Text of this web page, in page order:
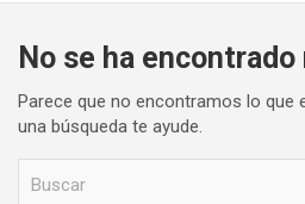
No se ha encontrado
Parece que no encontramos lo que
una búsqueda te ayude.